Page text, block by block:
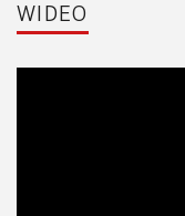
WIDEO